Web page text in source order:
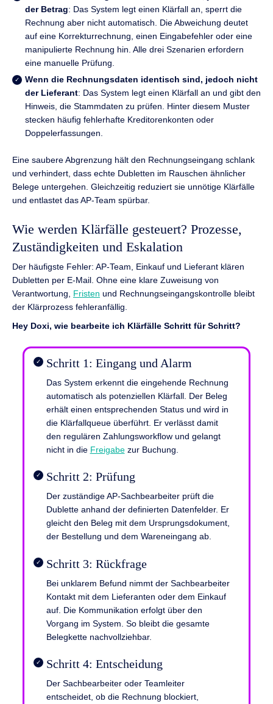
der Betrag: Das System legt einen Klärfall an, sperrt die
Rechnung aber nicht automatisch. Die Abweichung deutet
auf eine Korrekturrechnung, einen Eingabefehler oder eine
manipulierte Rechnung hin. Alle drei Szenarien erfordern
eine manuelle Prüfung.
Wenn die Rechnungsdaten identisch sind, jedoch nicht
der Lieferant: Das System legt einen Klärfall an und gibt den
Hinweis, die Stammdaten zu prüfen. Hinter diesem Muster
stecken häufig fehlerhafte Kreditorenkonten oder
Doppelerfassungen.
Eine saubere Abgrenzung hält den Rechnungseingang schlank
und verhindert, dass echte Dubletten im Rauschen ähnlicher
Belege untergehen. Gleichzeitig reduziert sie unnötige Klärfälle
und entlastet das AP-Team spürbar.
Wie werden Klärfälle gesteuert? Prozesse,
Zuständigkeiten und Eskalation
Der häufigste Fehler: AP-Team, Einkauf und Lieferant klären
Dubletten per E-Mail. Ohne eine klare Zuweisung von
Verantwortung, Fristen und Rechnungseingangskontrolle bleibt
der Klärprozess fehleranfällig.
Hey Doxi, wie bearbeite ich Klärfälle Schritt für Schritt?
Schritt 1: Eingang und Alarm
Das System erkennt die eingehende Rechnung
automatisch als potenziellen Klärfall. Der Beleg
erhält einen entsprechenden Status und wird in
die Klärfallqueue überführt. Er verlässt damit
den regulären Zahlungsworkflow und gelangt
nicht in die Freigabezur Buchung.
Schritt 2: Prüfung
Der zuständige AP-Sachbearbeiter prüft die
Dublette anhand der definierten Datenfelder. Er
gleicht den Beleg mit dem Ursprungsdokument,
der Bestellung und dem Wareneingang ab.
Schritt 3: Rückfrage
Bei unklarem Befund nimmt der Sachbearbeiter
Kontakt mit dem Lieferanten oder dem Einkauf
auf. Die Kommunikation erfolgt über den
Vorgang im System. So bleibt die gesamte
Belеgkette nachvollziehbar.
Schritt 4: Entscheidung
Der Sachbearbeiter oder Teamleiter
entscheidet, ob die Rechnung blockiert,